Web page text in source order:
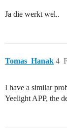
Ja die werkt wel..
Tomas_Hanak 4
I have a similar
Yeelight APP, the